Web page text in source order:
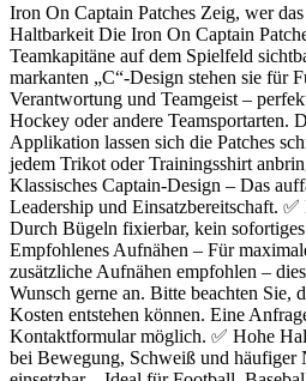
Iron On Captain Patches Zeig, wer
Haltbarkeit Die Iron On Captain
Teamkapitäne auf dem Spielfeld
markanten „C“-Design stehen sie für
Verantwortung und Teamgeist –
Hockey oder andere Teamsportarten.
Applikation lassen sich die Patches
jedem Trikot oder Trainingsshirt
Klassisches Captain-Design – Das
Leadership und Einsatzbereitschaft.
Durch Bügeln fixierbar, kein
Empfohlenes Aufnähen – Für
zusätzliche Aufnähen empfohlen –
Wunsch gerne an. Bitte beachten Sie,
Kosten entstehen können. Eine
Kontaktformular möglich. ✅ Hohe
bei Bewegung, Schweiß und häufiger